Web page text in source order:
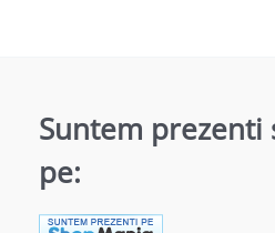
Suntem prezenti
pe: